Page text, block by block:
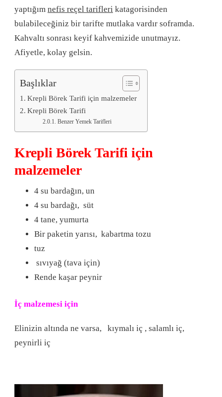
yaptığım nefis reçel tarifleri katagorisinden
bulabileceğiniz bir tarifte mutlaka vardır soframda.
Kahvaltı sonrası keyif kahvemizide unutmayız.
Afiyetle, kolay gelsin.
Başlıklar
Krepli Börek Tarifi için malzemeler
Krepli Börek Tarifi
Benzer Yemek Tarifleri
Krepli Börek Tarifi için
malzemeler
4 su bardağın, un
4 su bardağı, süt
4 tane, yumurta
Bir paketin yarısı, kabartma tozu
tuz
sıvıyağ (tava için)
Rende kaşar peynir
İç malzemesi için
Elinizin altında ne varsa, kıymalı iç , salamlı iç,
peynirli iç